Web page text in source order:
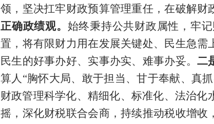
领，坚决扛牢财政预算管理重任，在破解财
正确政绩观。 始终秉持公共财政属性，牢
置，将有限财力用在发展关键处、民生急
民生的好事办好、实事办实、难事办妥。二
算人“胸怀大局、敢于担当、甘于奉献、真
财政管理科学化、精细化、标准化、法治化
摇，深化财税联合会商，持续推动税收增